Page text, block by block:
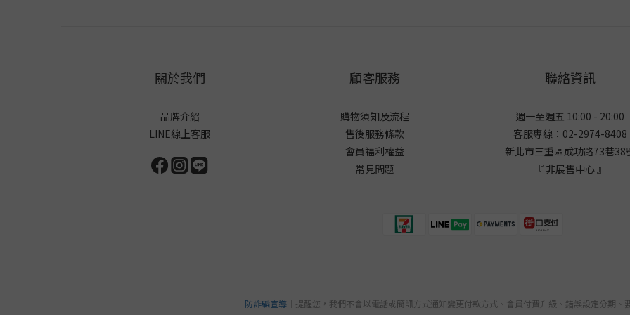
關於我們
品牌介紹
LINE線上客服
顧客服務
購物須知及流程
售後服務條款
會員福利權益
常見問題
聯絡資訊
週一至週五 10:00 - 20:00
客服專線：02-2974-8408
新北市三重區成功路73巷38
『 非展售中心 』
防詐騙宣導 ｜提醒您，我們不會以電話或簡訊方式通知變更付款方式、會員付費升級、錯誤設定分期、